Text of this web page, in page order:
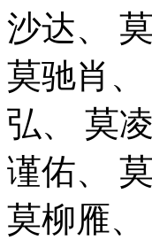
沙达、
莫驰肖、
弘、
莫
谨佑、
莫柳雁、